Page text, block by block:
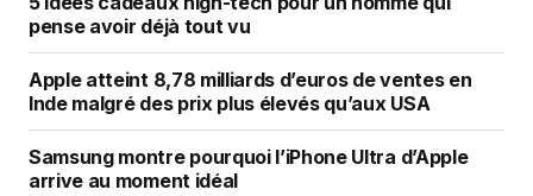
pense avoir déjà tout vu
Apple atteint 8,78 milliards d’euros de ventes en
Inde malgré des prix plus élevés qu’aux USA
Samsung montre pourquoi l’iPhone Ultra d’Apple
arrive au moment idéal